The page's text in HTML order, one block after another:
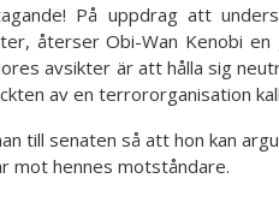
På uppdrag att
återser Obi-Wan Kenobi en
avsikter är att hålla sig
av en terrororganisation
till senaten så att hon kan
mot hennes motståndare.